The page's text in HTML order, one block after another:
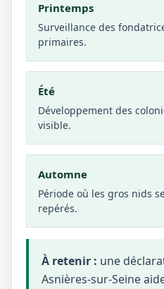
Printemps
Surveillance des
primaires.
Été
Développement des
visible.
Automne
Période où les gros nids
repérés.
À retenir : une
Asnières-sur-Seine